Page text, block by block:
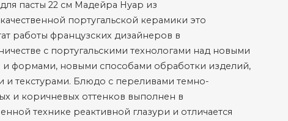
пасты 22 см Мадейра Нуар из
португальской керамики это
работы французских дизайнеров в
с португальскими технологами над новыми
и формами, новыми способами обработки изделий,
и текстурами. Блюдо с переливами темно-
и коричневых оттенков выполнен в
технике реактивной глазури и отличается